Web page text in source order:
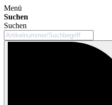
Menü
Suchen
Suchen